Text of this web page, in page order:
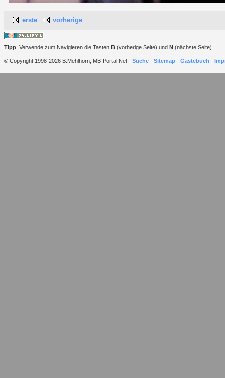
erste vorherige
Tipp: Verwende zum Navigieren die Tasten B (vorherige Seite) und N (nächste Seite).
© Copyright 1998-2026 B.Mehlhorn, MB-Portal.Net - Suche - Sitemap - Gästebuch -